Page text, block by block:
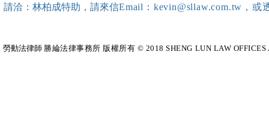
請洽：林柏成特助 ，請來信Email：kevin@sllaw.com.tw，
勞動法律師​ 勝綸法律事務所 版權所有 © 2018 SHENG LUN LAW